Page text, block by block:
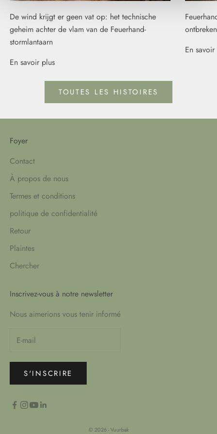
De wind krijgt er geen vat op: het technische
geheim achter de vlam van de Feuerhand-
stormlantaarn
En savoir plus
En
TOUTES LES HISTOIRES
Foyer
Contact
À propos de nous
Termes et conditions
politique de confidentialité
Retour
Plaintes
Chercher
Inscrivez-vous à notre newsletter
Nous aimerions vous tenir informé
S'INSCRIRE
© 2026 - Vuurbak